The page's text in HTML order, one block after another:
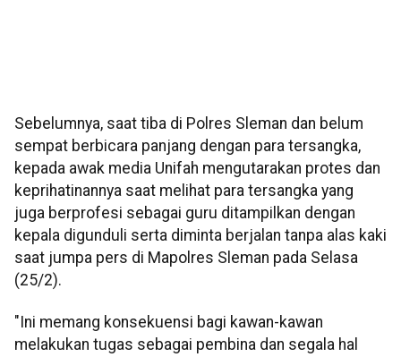
Sebelumnya, saat tiba di Polres Sleman dan belum
sempat berbicara panjang dengan para tersangka,
kepada awak media Unifah mengutarakan protes dan
keprihatinannya saat melihat para tersangka yang
juga berprofesi sebagai guru ditampilkan dengan
kepala digunduli serta diminta berjalan tanpa alas kaki
saat jumpa pers di Mapolres Sleman pada Selasa
(25/2).
"Ini memang konsekuensi bagi kawan-kawan
melakukan tugas sebagai pembina dan segala hal